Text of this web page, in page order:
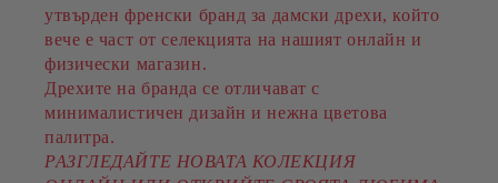
утвърден френски бранд за дамски дрехи, който
вече е част от селекцията на нашият онлайн и
физически магазин.
Дрехите на бранда се отличават с
минималистичен дизайн и нежна цветова
палитра.
РАЗГЛЕДАЙТЕ НОВАТА КОЛЕКЦИЯ